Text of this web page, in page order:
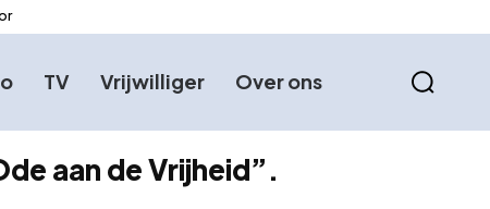
TV Vrijwilliger Over ons
aan de Vrijheid”.